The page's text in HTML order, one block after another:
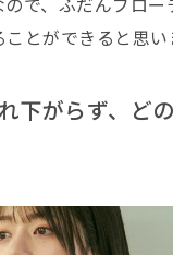
で、ふだんブロ
とができると思い
下がらず、ど